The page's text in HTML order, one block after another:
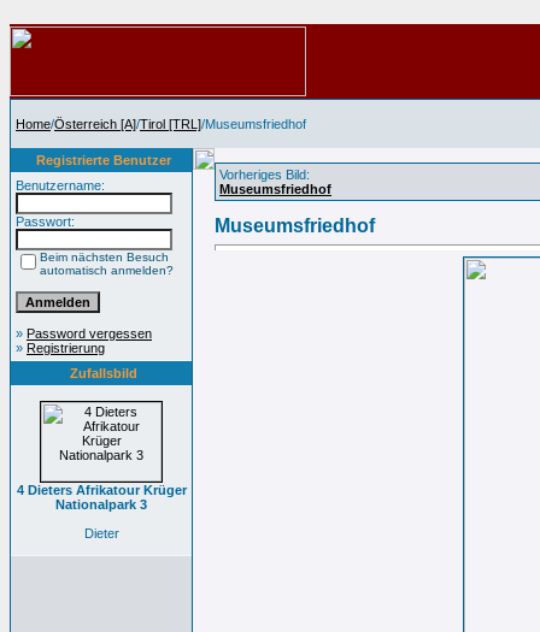
Home/Österreich [A]/Tirol [TRL]/Museumsfriedhof
Registrierte Benutzer
Benutzername:
Passwort:
Beim nächsten Besuch
automatisch anmelden?
» Password vergessen
» Registrierung
Zufallsbild
4 Dieters Afrikatour Krüger
Nationalpark 3
Dieter
Vorheriges Bild:
Museumsfriedhof
Museumsfriedhof